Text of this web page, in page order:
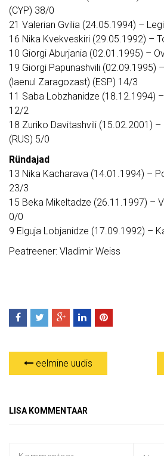
(CYP) 38/0
21 Valerian Gvilia (24.05.1994) –
16 Nika Kvekveskiri (29.05.1992) –
10 Giorgi Aburjania (02.01.1995) –
19 Giorgi Papunashvili (02.09.1995)
(laenul Zaragozast) (ESP) 14/3
11 Saba Lobzhanidze (18.12.1994)
12/2
18 Zuriko Davitashvili (15.02.2001)
(RUS) 5/0
Ründajad
13 Nika Kacharava (14.01.1994) –
23/3
15 Beka Mikeltadze (26.11.1997) –
0/0
9 Elguja Lobjanidze (17.09.1992) –
Peatreener: Vladimir Weiss
eelmine uudis
LISA KOMMENTAAR